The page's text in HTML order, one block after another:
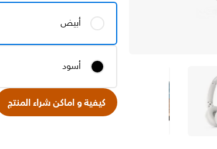
أبيض
أسود
كيفية و اماكن شراء المنتج